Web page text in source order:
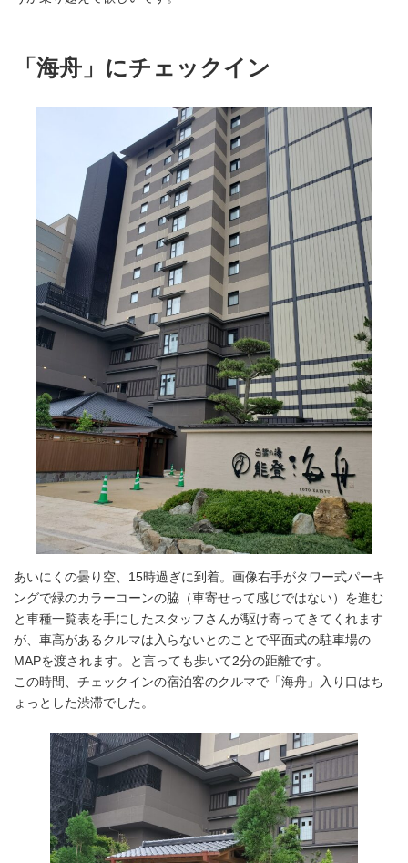
「海舟」にチェックイン
あいにくの曇り空、15時過ぎに到着。画像右手がタワー式パーキ
ングで緑のカラーコーンの脇（車寄せって感じではない）を進む
と車種一覧表を手にしたスタッフさんが駆け寄ってきてくれます
が、車高があるクルマは入らないとのことで平面式の駐車場の
MAPを渡されます。と言っても歩いて2分の距離です。
この時間、チェックインの宿泊客のクルマで「海舟」入り口はち
ょっとした渋滞でした。